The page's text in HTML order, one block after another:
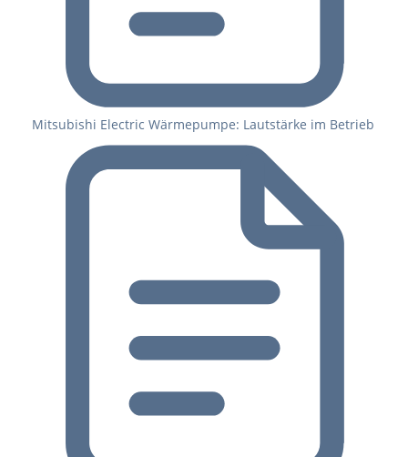
Mitsubishi Electric Wärmepumpe: Lautstärke im Betrieb